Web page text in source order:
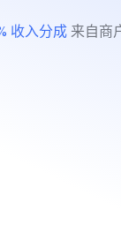
收入分成 来自商